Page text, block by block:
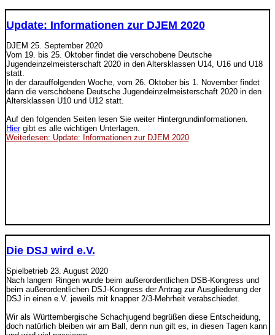
Update: Informationen zur DJEM 2020
DJEM 25. September 2020
Vom 19. bis 25. Oktober findet die verschobene Deutsche
Jugendeinzelmeisterschaft 2020 in den Altersklassen U14, U16 und U18
statt.
In der darauffolgenden Woche, vom 26. Oktober bis 1. November findet
dann die verschobene Deutsche Jugendeinzelmeisterschaft 2020 in den
Altersklassen U10 und U12 statt.
Auf den folgenden Seiten lesen Sie weiter Hintergrundinformationen.
Hiergibt es alle wichtigen Unterlagen.
Weiterlesen: Update: Informationen zur DJEM 2020
Die DSJ wird e.V.
Spielbetrieb 23. August 2020
Nach langem Ringen wurde beim außerordentlichen DSB-Kongress und
beim außerordentlichen DSJ-Kongress der Antrag zur Ausgliederung der
DSJ in einen e.V. jeweils mit knapper 2/3-Mehrheit verabschiedet.
Wir als Württembergische Schachjugend begrüßen diese Entscheidung,
doch natürlich bleiben wir am Ball, denn nun gilt es, in diesen Tagen kann